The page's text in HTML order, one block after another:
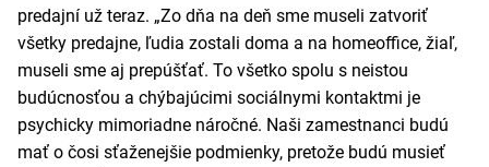
predajní už teraz. „Zo dňa na deň sme museli zatvoriť
všetky predajne, ľudia zostali doma a na homeoffice, žiaľ,
museli sme aj prepúšťať. To všetko spolu s neistou
budúcnosťou a chýbajúcimi sociálnymi kontaktmi je
psychicky mimoriadne náročné. Naši zamestnanci budú
mať o čosi sťaženejšie podmienky, pretože budú musieť